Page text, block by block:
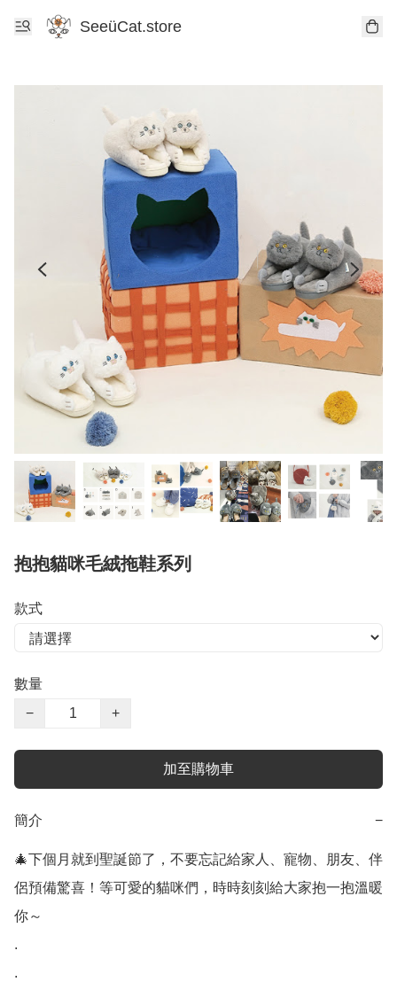
SeeüCat.store
抱抱貓咪毛絨拖鞋系列
款式
數量
−
+
加至購物車
簡介 −
🎄下個月就到聖誕節了，不要忘記給家人、寵物、朋友、伴
侶預備驚喜！等可愛的貓咪們，時時刻刻給大家抱一抱溫暖
你～
.
.